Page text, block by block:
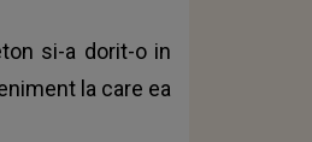
si-a dorit-o in
la care ea